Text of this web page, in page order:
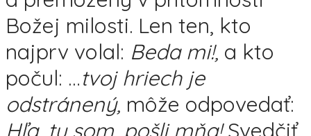
Božej milosti. Len ten, kto
najprv volal: Beda mi!, a kto
počul: …tvoj hriech je
odstránený, môže odpovedať:
Hľa, tu som, pošli mňa!Svedčiť